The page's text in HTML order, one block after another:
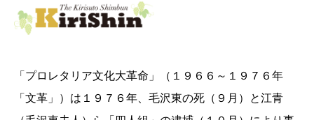
「プロレタリア文化大革命」（１９６６～１９７６年
「文革」）は１９７６年、毛沢東の死（９月）と江青